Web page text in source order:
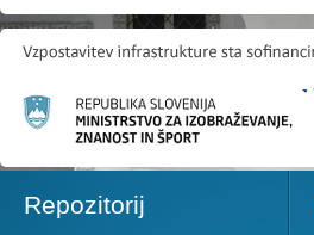
Repozitorij